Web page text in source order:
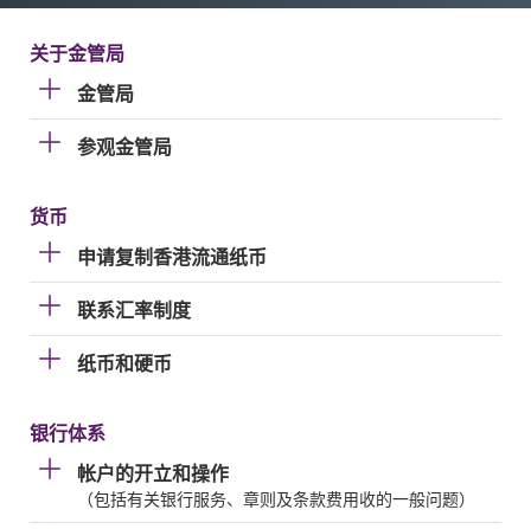
关于金管局
金管局
参观金管局
货币
申请复制香港流通纸币
联系汇率制度
纸币和硬币
银行体系
帐户的开立和操作
（包括有关银行服务、章则及条款费用收的一般问题）